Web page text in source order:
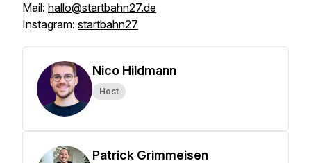
Mail: hallo@startbahn27.de
Instagram: startbahn27
Nico Hildmann
Host
Patrick Grimmeisen